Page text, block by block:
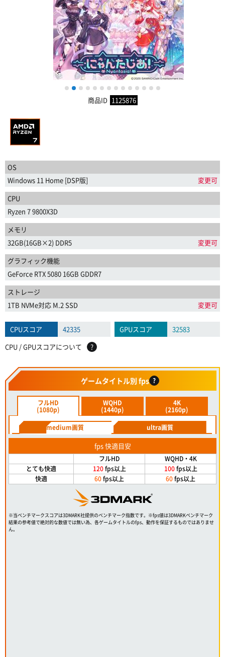
1 2 3 4 5 6 7 8 9 10 11 12 13
商品ID 1125876
OS
Windows 11 Home [DSP版]
変更可
CPU
Ryzen 7 9800X3D
メモリ
32GB(16GB×2) DDR5
変更可
グラフィック機能
GeForce RTX 5080 16GB GDDR7
ストレージ
1TB NVMe対応 M.2 SSD
変更可
CPUスコア 42335 GPUスコア
32583
CPU / GPUスコアについて
?
ゲームタイトル別 fps ?
フルHD
(1080p)
WQHD
(1440p)
4K
(2160p)
medium画質
ultra画質
fps 快適目安
フルHD
WQHD・4K
とても快適
120fps以上 100fps以上
快適
60fps以上 60fps以上
※当ベンチマークスコアは3DMARK社提供のベンチマーク指数です。※fps値は3DMARKベンチマーク
結果の参考値で絶対的な数値では無い為、各ゲームタイトルのfps、動作を保証するものではありませ
ん。